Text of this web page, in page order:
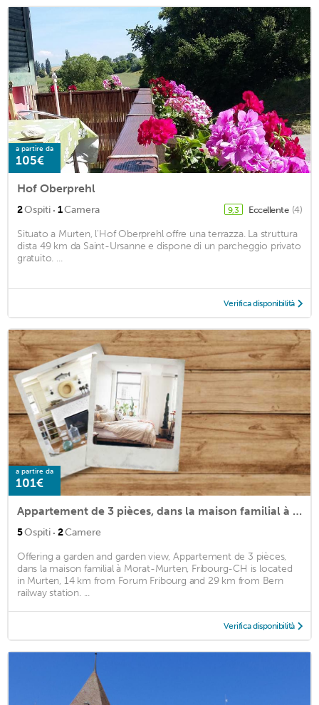
a partire da
105€
Hof Oberprehl
2Ospiti · 1Camera 9,3 Eccellente (4)
Situato a Murten, l'Hof Oberprehl offre una terrazza. La struttura
dista 49 km da Saint-Ursanne e dispone di un parcheggio privato
gratuito. ...
Verifica disponibilità
a partire da
101€
Appartement de 3 pièces, dans la maison familial à Morat-Murten, Fribourg-CH
5Ospiti · 2Camere
Offering a garden and garden view, Appartement de 3 pièces,
dans la maison familial à Morat-Murten, Fribourg-CH is located
in Murten, 14 km from Forum Fribourg and 29 km from Bern
railway station. ...
Verifica disponibilità